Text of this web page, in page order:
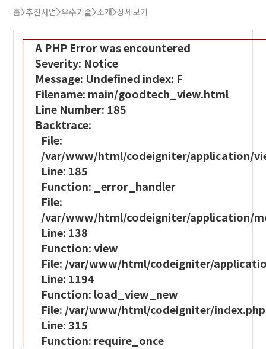
홈 추진사업 우수기술 소개 상세보기
A PHP Error was encountered
Severity: Notice
Message: Undefined index: F
Filename: main/goodtech_view.html
Line Number: 185
Backtrace:
File:
/var/www/html/codeigniter/application/
Line: 185
Function: _error_handler
File:
/var/www/html/codeigniter/application/
Line: 138
Function: view
File: /var/www/html/codeigniter/
Line: 1194
Function: load_view_new
File: /var/www/html/codeigniter/index.php
Line: 315
Function: require_once